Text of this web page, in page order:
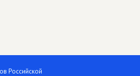
Российской